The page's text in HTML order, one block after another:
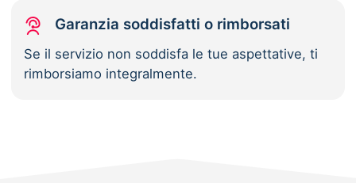
Garanzia soddisfatti o rimborsati
Se il servizio non soddisfa le tue aspettative, ti
rimborsiamo integralmente.